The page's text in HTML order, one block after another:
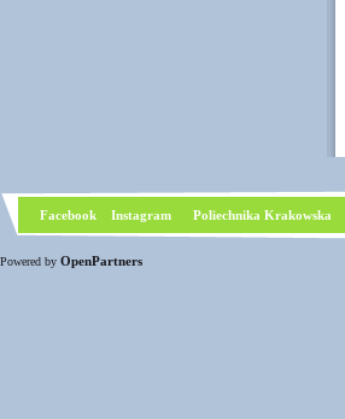
Facebook Instagram Poliechnika Krakowska
Powered by OpenPartners